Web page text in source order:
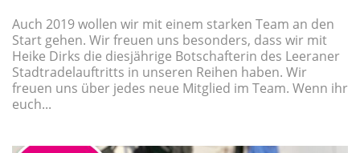
Auch 2019 wollen wir mit einem starken Team an den
Start gehen. Wir freuen uns besonders, dass wir mit
Heike Dirks die diesjährige Botschafterin des Leeraner
Stadtradelauftritts in unseren Reihen haben. Wir
freuen uns über jedes neue Mitglied im Team. Wenn ihr
euch...